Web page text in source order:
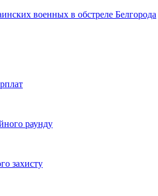
военных в обстреле Белгорода
раунду
захисту